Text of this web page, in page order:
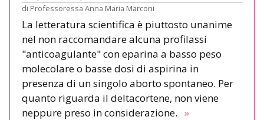
di Professoressa Anna Maria Marconi
La letteratura scientifica è piuttosto unanime
nel non raccomandare alcuna profilassi
"anticoagulante" con eparina a basso peso
molecolare o basse dosi di aspirina in
presenza di un singolo aborto spontaneo. Per
quanto riguarda il deltacortene, non viene
neppure preso in considerazione. »